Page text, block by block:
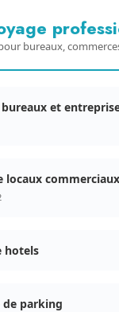
bureaux,
et
locaux commerciaux
hotels
parking